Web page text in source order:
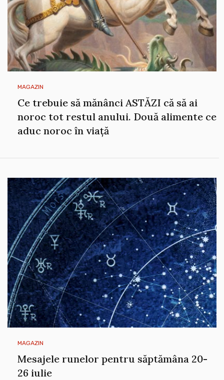
MAGAZIN
Ce trebuie să mănânci ASTĂZI că să ai
noroc tot restul anului. Două alimente ce
aduc noroc în viață
MAGAZIN
Mesajele runelor pentru săptămâna 20-
26 iulie